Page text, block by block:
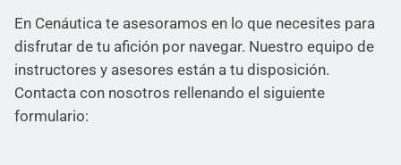
En Cenáutica te asesoramos en lo que necesites para
disfrutar de tu afición por navegar. Nuestro equipo de
instructores y asesores están a tu disposición.
Contacta con nosotros rellenando el siguiente
formulario: